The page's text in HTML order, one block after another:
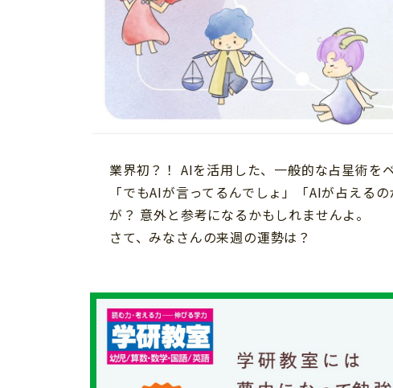
運動・あそび・ゲーム
業界初？！ AIを活用した、一般的な占星術を
「でもAIが言ってるんでしょ」「AIが占える
が？ 意外と参考になるかもしれませんよ。
さて、みなさんの来週の運勢は？